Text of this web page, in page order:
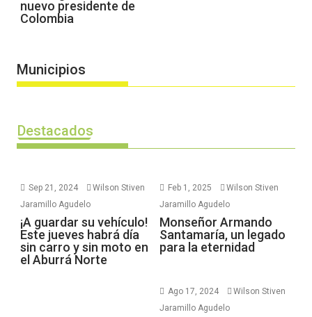
nuevo presidente de
Colombia
Municipios
Destacados
Sep 21, 2024
Wilson Stiven
Jaramillo Agudelo
¡A guardar su vehículo!
Este jueves habrá día
sin carro y sin moto en
el Aburrá Norte
Feb 1, 2025
Wilson Stiven
Jaramillo Agudelo
Monseñor Armando
Santamaría, un legado
para la eternidad
Ago 17, 2024
Wilson Stiven
Jaramillo Agudelo